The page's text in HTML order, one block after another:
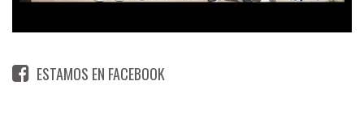
ESTAMOS EN FACEBOOK